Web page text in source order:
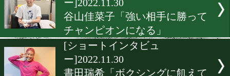
平岡アンディ「ワクワクさ
試合を」
[インタビュー]2022.12.5
「名古屋のシンデレラボー